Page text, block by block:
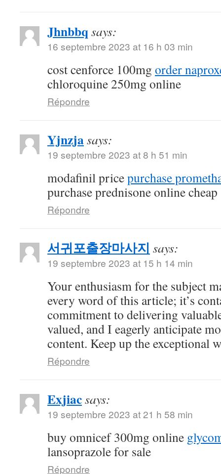
Jhnbbq says:
16 septembre 2023 at 16 h 03 min
cost cenforce 100mg order
chloroquine 250mg online
Répondre
Yjnzjasays:
19 septembre 2023 at 8 h 51 min
modafinil pricepurchase
purchase prednisone online cheap
Répondre
서귀포출장마사지 says:
19 septembre 2023 at 15 h 14 min
Your enthusiasm for the subject
every word of this article; it’s
commitment to delivering
valued, and I eagerly anticipate
content. Keep up the exceptional
Répondre
Exjiacsays:
19 septembre 2023 at 21 h 58 min
buy omnicef 300mg online
lansoprazole for sale
Répondre